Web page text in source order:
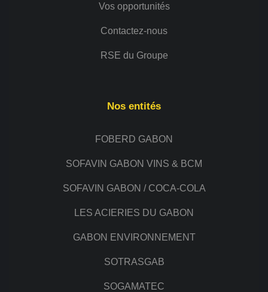
Vos opportunités
Contactez-nous
RSE du Groupe
Nos entités
FOBERD GABON
SOFAVIN GABON VINS & BCM
SOFAVIN GABON / COCA-COLA
LES ACIERIES DU GABON
GABON ENVIRONNEMENT
SOTRASGAB
SOGAMATEC